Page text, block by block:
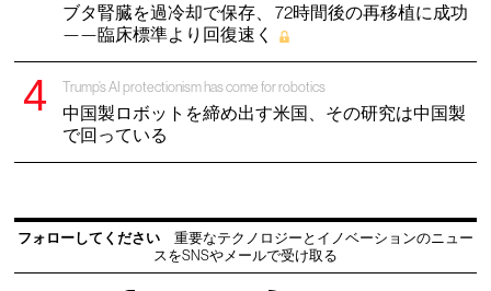
ブタ腎臓を過冷却で保存、 72時間後の再移植に成功
——臨床標準より回復速く
Trump’s AI protectionism has come for robotics
中国製ロボットを締め出す米国、その研究は中国製
で回っている
フォローしてください
重要なテクノロジーとイノベーションのニュー
スをSNSやメールで受け取る